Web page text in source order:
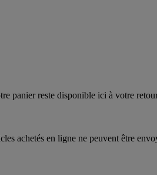
panier reste disponible ici à votre
achetés en ligne ne peuvent être